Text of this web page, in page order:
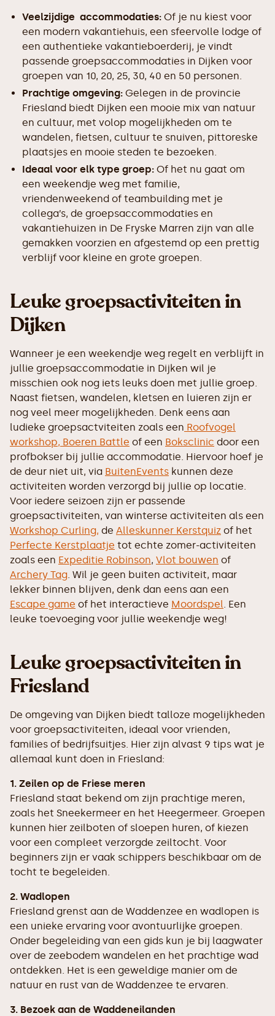
Veelzijdige accommodaties: Of je nu kiest voor
een modern vakantiehuis, een sfeervolle lodge of
een authentieke vakantieboerderij, je vindt
passende groepsaccommodaties in Dijken voor
groepen van 10, 20, 25, 30, 40 en 50 personen.
Prachtige omgeving: Gelegen in de provincie
Friesland biedt Dijken een mooie mix van natuur
en cultuur, met volop mogelijkheden om te
wandelen, fietsen, cultuur te snuiven, pittoreske
plaatsjes en mooie steden te bezoeken.
Ideaal voor elk type groep: Of het nu gaat om
een weekendje weg met familie,
vriendenweekend of teambuilding met je
collega’s, de groepsaccommodaties en
vakantiehuizen in De Fryske Marren zijn van alle
gemakken voorzien en afgestemd op een prettig
verblijf voor kleine en grote groepen.
Leuke groepsactiviteiten in
Dijken
Wanneer je een weekendje weg regelt en verblijft in
jullie groepsaccommodatie in Dijken wil je
misschien ook nog iets leuks doen met jullie groep.
Naast fietsen, wandelen, kletsen en luieren zijn er
nog veel meer mogelijkheden. Denk eens aan
ludieke groepsactviteiten zoals een Roofvogel
workshop, Boeren Battle of een Boksclinic door een
profbokser bij jullie accommodatie. Hiervoor hoef je
de deur niet uit, via BuitenEvents kunnen deze
activiteiten worden verzorgd bij jullie op locatie.
Voor iedere seizoen zijn er passende
groepsactiviteiten, van winterse activiteiten als een
Workshop Curling, de Alleskunner Kerstquiz of het
Perfecte Kerstplaatje tot echte zomer-activiteiten
zoals een Expeditie Robinson, Vlot bouwen of
Archery Tag. Wil je geen buiten activiteit, maar
lekker binnen blijven, denk dan eens aan een
Escape game of het interactieve Moordspel. Een
leuke toevoeging voor jullie weekendje weg!
Leuke groepsactiviteiten in
Friesland
De omgeving van Dijken biedt talloze mogelijkheden
voor groepsactiviteiten, ideaal voor vrienden,
families of bedrijfsuitjes. Hier zijn alvast 9 tips wat je
allemaal kunt doen in Friesland:
1. Zeilen op de Friese meren
Friesland staat bekend om zijn prachtige meren,
zoals het Sneekermeer en het Heegermeer. Groepen
kunnen hier zeilboten of sloepen huren, of kiezen
voor een compleet verzorgde zeiltocht. Voor
beginners zijn er vaak schippers beschikbaar om de
tocht te begeleiden.
2. Wadlopen
Friesland grenst aan de Waddenzee en wadlopen is
een unieke ervaring voor avontuurlijke groepen.
Onder begeleiding van een gids kun je bij laagwater
over de zeebodem wandelen en het prachtige wad
ontdekken. Het is een geweldige manier om de
natuur en rust van de Waddenzee te ervaren.
3. Bezoek aan de Waddeneilanden